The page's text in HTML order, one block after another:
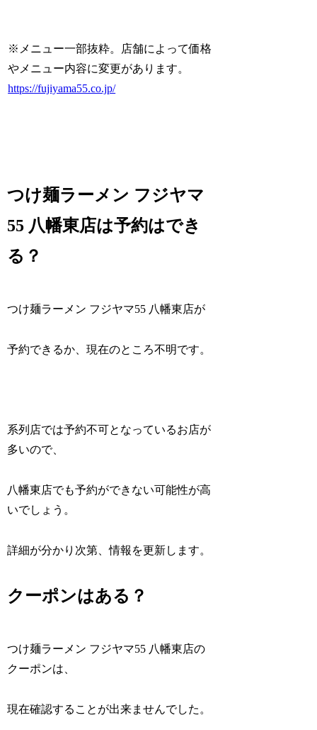
※メニュー一部抜粋。店舗によって価格
やメニュー内容に変更があります。
https://fujiyama55.co.jp/
つけ麺ラーメン フジヤマ
55 八幡東店は予約はでき
る？
つけ麺ラーメン フジヤマ55 八幡東店が
予約できるか、現在のところ不明です。
系列店では予約不可となっているお店が
多いので、
八幡東店でも予約ができない可能性が高
いでしょう。
詳細が分かり次第、情報を更新します。
クーポンはある？
つけ麺ラーメン フジヤマ55 八幡東店の
クーポンは、
現在確認することが出来ませんでした。